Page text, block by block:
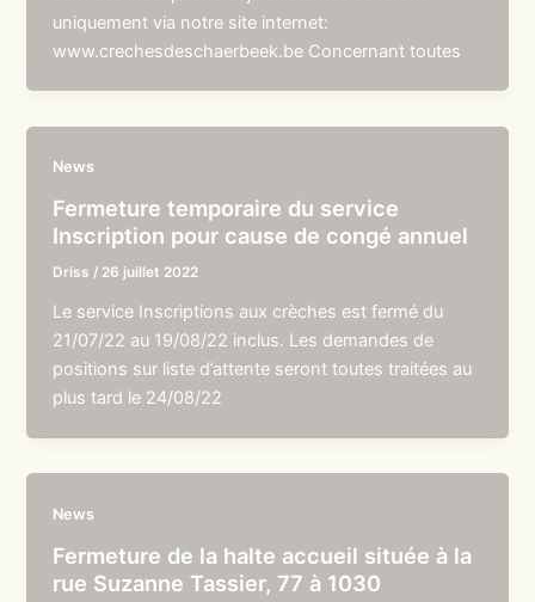
uniquement via notre site internet:
www.crechesdeschaerbeek.be Concernant toutes
News
Fermeture temporaire du service
Inscription pour cause de congé annuel
Driss / 26 juillet 2022
Le service Inscriptions aux crèches est fermé du
21/07/22 au 19/08/22 inclus. Les demandes de
positions sur liste d’attente seront toutes traitées au
plus tard le 24/08/22
News
Fermeture de la halte accueil située à la
rue Suzanne Tassier, 77 à 1030